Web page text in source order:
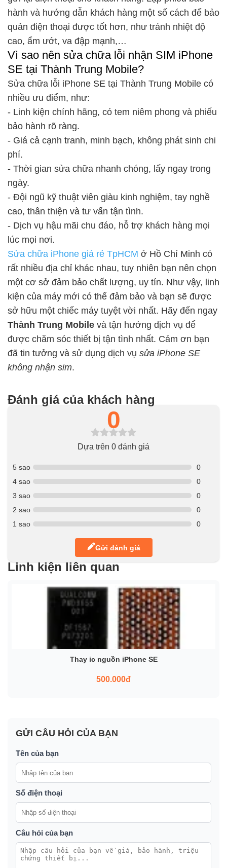
hành và hướng dẫn khách hàng một số cách để bảo
quản điện thoại được tốt hơn, như tránh nhiệt độ
cao, ẩm ướt, va đập mạnh,…
Vì sao nên sửa chữa lỗi nhận SIM iPhone
SE tại Thành Trung Mobile?
Sửa chữa lỗi iPhone SE tại Thành Trung Mobile có
nhiều ưu điểm, như:
- Linh kiện chính hãng, có tem niêm phong và phiếu
bảo hành rõ ràng.
- Giá cả cạnh tranh, minh bạch, không phát sinh chi
phí.
- Thời gian sửa chữa nhanh chóng, lấy ngay trong
ngày.
- Đội ngũ kỹ thuật viên giàu kinh nghiệm, tay nghề
cao, thân thiện và tư vấn tận tình.
- Dịch vụ hậu mãi chu đáo, hỗ trợ khách hàng mọi
lúc mọi nơi.
Sửa chữa iPhone giá rẻ TpHCM ở Hồ Chí Minh có
rất nhiều địa chỉ khác nhau, tuy nhiên bạn nên chọn
một cơ sở đảm bảo chất lượng, uy tín. Như vậy, linh
kiện của máy mới có thể đảm bảo và bạn sẽ được
sở hữu một chiếc máy tuyệt vời nhất. Hãy đến ngay
Thành Trung Mobile và tận hưởng dịch vụ để
được chăm sóc thiết bị tận tình nhất. Cảm ơn bạn
đã tin tưởng và sử dụng dịch vụ sửa iPhone SE
không nhận sim.
Đánh giá của khách hàng
0
Dựa trên 0 đánh giá
5 sao
0
4 sao
0
3 sao
0
2 sao
0
1 sao
0
Gửi đánh giá
Linh kiện liên quan
Thay ic nguồn iPhone SE
500.000đ
GỬI CÂU HỎI CỦA BẠN
Tên của bạn
Số điện thoại
Câu hỏi của bạn